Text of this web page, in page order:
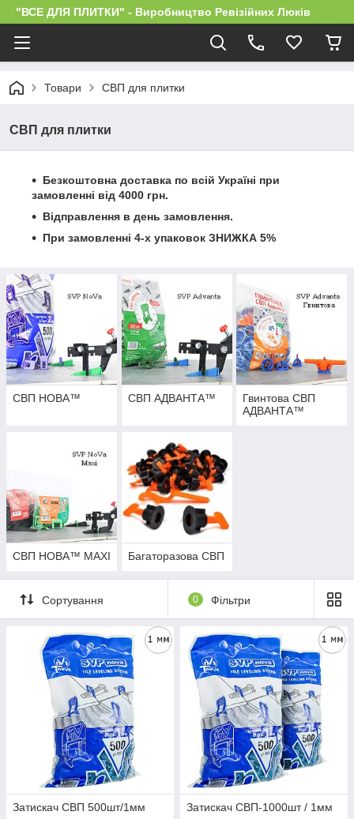
"ВСЕ ДЛЯ ПЛИТКИ" - Виробництво Ревізійних Люків
Товари СВП для плитки
СВП для плитки
Безкоштовна доставка по всій Україні при
замовленні від 4000 грн.
Відправлення в день замовлення.
При замовленні 4-х упаковок ЗНИЖКА 5%
СВП НОВА™ СВП АДВАНТА™
Гвинтова СВП
АДВАНТА™
СВП НОВА™ MAXI Багаторазова СВП
Сортування 0 Фільтри
Затискач СВП 500шт/1мм
Затискач СВП-1000шт / 1мм